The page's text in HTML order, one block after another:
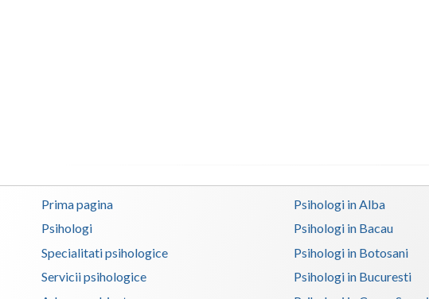
Prima pagina
Psihologi
Specialitati psihologice
Servicii psihologice
Psihologi in Alba
Psihologi in Bacau
Psihologi in Botosani
Psihologi in Bucuresti